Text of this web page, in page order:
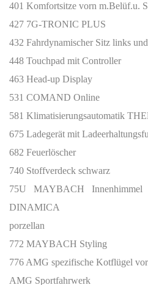
401 Komfortsitze vorn m.Belüf.u.
427 7G-TRONIC PLUS
432 Fahrdynamischer Sitz links
448 Touchpad mit Controller
463 Head-up Display
531 COMAND Online
581 Klimatisierungsautomatik
675 Ladegerät mit
682 Feuerlöscher
740 Stoffverdeck schwarz
75U MAYBACH
DINAMICA
porzellan
772 MAYBACH Styling
776 AMG spezifische Kotflügel
AMG Sportfahrwerk